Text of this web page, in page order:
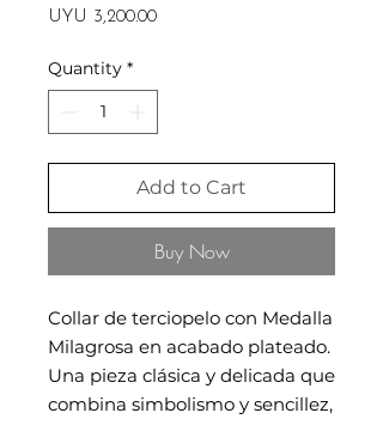
UYU 3,200.00Price
Quantity *
Add to Cart
Buy Now
Collar de terciopelo con Medalla
Milagrosa en acabado plateado.
Una pieza clásica y delicada que
combina simbolismo y sencillez,